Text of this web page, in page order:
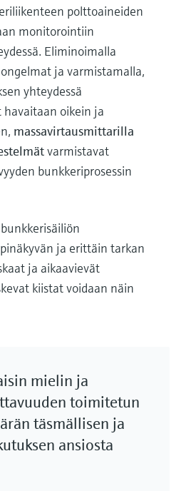
polttoaineiden
monitorointiin
Eliminoimalla
ja varmistamalla,
yhteydessä
oikein ja
massavirtausmittarilla
varmistavat
bunkkeriprosessin
ja erittäin tarkan
ja aikaavievät
kiistat voidaan näin
mielin ja
toimitetun
täsmällisen ja
ansiosta